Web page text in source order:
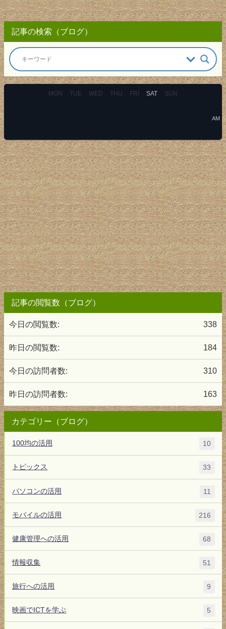
記事の検索（ブログ）
MON TUE WED THU FRI SAT SUN
AM
記事の閲覧数（ブログ）
338
今日の閲覧数:
184
昨日の閲覧数:
310
今日の訪問者数:
163
昨日の訪問者数:
カテゴリー（ブログ）
100均の活用 10
トピックス 33
パソコンの活用 11
モバイルの活用 216
健康管理への活用 68
情報収集 51
旅行への活用 9
映画でICTを学ぶ 5